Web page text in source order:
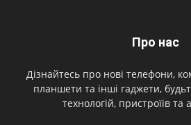
Про нас
Дізнайтесь про нові телефони,
планшети та інші гаджети,
технологій, пристроїів та